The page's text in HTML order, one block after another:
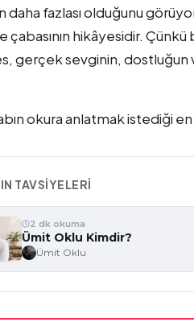
daha fazlası olduğunu
çabasının hikâyesidir.
gerçek sevginin, dostluğun
okura anlatmak istediği
TAVSIYELERI
2 dk okuma
Ümit Oklu Kimdir?
Ümit Oklu